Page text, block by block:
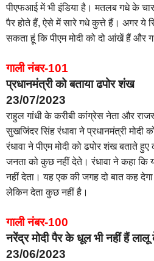
पीएफआई में भी इंडिया है। मतलब गधे के
पैर होते हैं, ऐसे में सारे गधे कुत्ते हैं। अगर ये
सकता हूं कि पीएम मोदी को दो आंखें हैं और
गाली नंबर-101
प्रधानमंत्री को बताया ढपोर शंख
23/07/2023
राहुल गांधी के करीबी कांग्रेस नेता और
सुखजिंदर सिंह रंधावा ने प्रधानमंत्री मोदी
रंधावा ने पीएम मोदी को ढपोर शंख बताते
जनता को कुछ नहीं देते। रंधावा ने कहा
नहीं देता। यह एक की जगह दो बात कह
लेकिन देता कुछ नहीं है।
गाली नंबर-100
नरेंद्र मोदी पैर के धूल भी नहीं हैं
23/06/2023